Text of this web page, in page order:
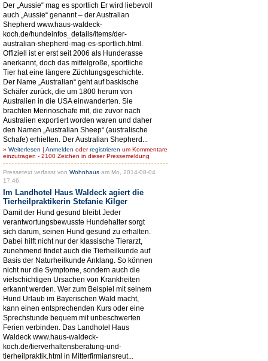
Der „Aussie“ mag es sportlich Er wird liebevoll
auch „Aussie“ genannt – der Australian
Shepherd www.haus-waldeck-
koch.de/hundeinfos_details/items/der-
australian-shepherd-mag-es-sportlich.html.
Offiziell ist er erst seit 2006 als Hunderasse
anerkannt, doch das mittelgroße, sportliche
Tier hat eine längere Züchtungsgeschichte.
Der Name „Australian“ geht auf baskische
Schäfer zurück, die um 1800 herum von
Australien in die USA einwanderten. Sie
brachten Merinoschafe mit, die zuvor nach
Australien exportiert worden waren und daher
den Namen „Australian Sheep“ (australische
Schafe) erhielten. Der Australian Shepherd...
» Weiterlesen | Anmelden oderregistrieren um Kommentare
einzutragen - 2100 Zeichen in dieser Pressemeldung
Pressetext verfasst von Wohnhaus am Mo, 2014-08-04
17:46.
Im Landhotel Haus Waldeck agiert die
Tierheilpraktikerin Stefanie Kilger
Damit der Hund gesund bleibt Jeder
verantwortungsbewusste Hundehalter sorgt
sich darum, seinen Hund gesund zu erhalten.
Dabei hilft nicht nur der klassische Tierarzt,
zunehmend findet auch die Tierheilkunde auf
Basis der Naturheilkunde Anklang. So können
nicht nur die Symptome, sondern auch die
vielschichtigen Ursachen von Krankheiten
erkannt werden. Wer zum Beispiel mit seinem
Hund Urlaub im Bayerischen Wald macht,
kann einen entsprechenden Kurs oder eine
Sprechstunde bequem mit unbeschwerten
Ferien verbinden. Das Landhotel Haus
Waldeck www.haus-waldeck-
koch.de/tierverhaltensberatung-und-
tierheilpraktik.html in Mitterfirmiansreut...